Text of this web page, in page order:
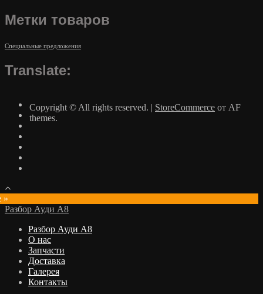
Метки товаров
Специальные предложения
Translate:
Copyright © All rights reserved. | StoreCommerce от AF
themes.
»
Разбор Ауди А8
Разбор Ауди А8
О нас
Запчасти
Доставка
Галерея
Контакты